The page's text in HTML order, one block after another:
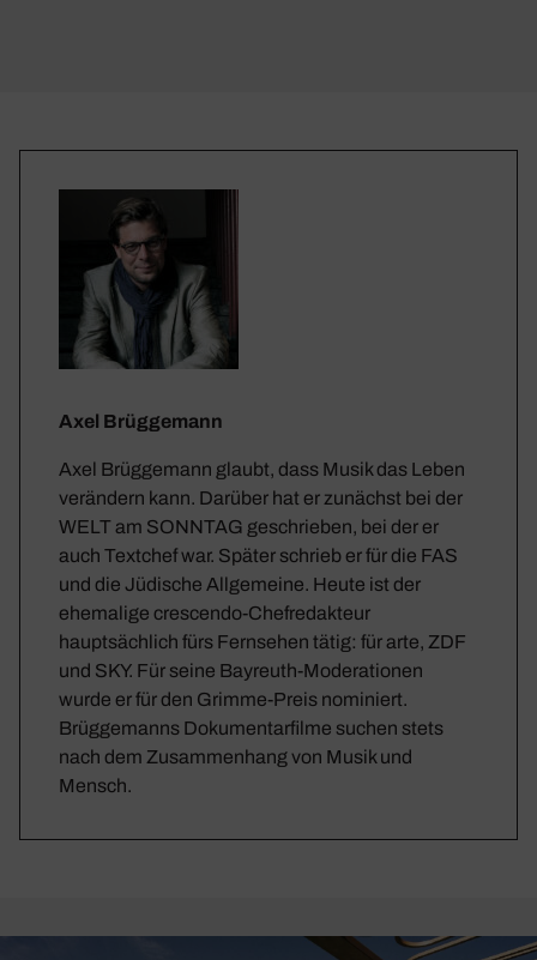
Axel Brüggemann
Axel Brüggemann glaubt, dass Musik das Leben
verändern kann. Darüber hat er zunächst bei der
WELT am SONNTAG geschrieben, bei der er
auch Textchef war. Später schrieb er für die FAS
und die Jüdische Allgemeine. Heute ist der
ehemalige crescendo-Chefredakteur
hauptsächlich fürs Fernsehen tätig: für arte, ZDF
und SKY. Für seine Bayreuth-Moderationen
wurde er für den Grimme-Preis nominiert.
Brüggemanns Dokumentarfilme suchen stets
nach dem Zusammenhang von Musik und
Mensch.